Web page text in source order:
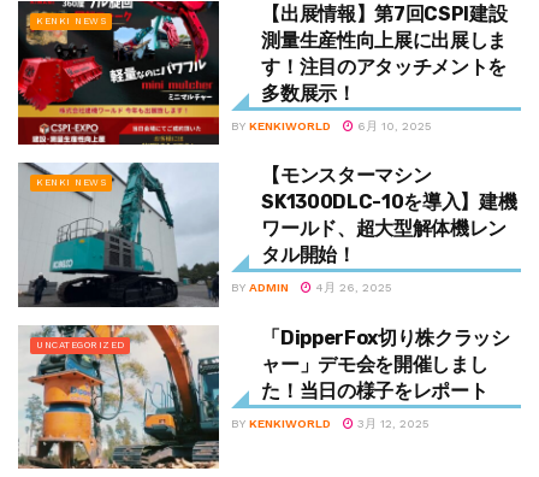
KENKI NEWS
【出展情報】第7回CSPI建設
測量生産性向上展に出展しま
す！注目のアタッチメントを
多数展示！
BY KENKIWORLD 6月 10, 2025
KENKI NEWS
【モンスターマシン
SK1300DLC-10を導入】建機
ワールド、超大型解体機レン
タル開始！
BY ADMIN 4月 26, 2025
UNCATEGORIZED
「DipperFox切り株クラッシ
ャー」デモ会を開催しまし
た！当日の様子をレポート
BY KENKIWORLD 3月 12, 2025